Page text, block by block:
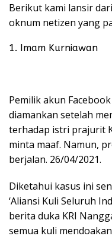
Berikut kami lansir
oknum netizen yang
1. Imam Kurniawan
Pemilik akun
diamankan setelah
terhadap istri prajurit
minta maaf. Namun,
berjalan. 26/04/2021.
Diketahui kasus ini
‘Aliansi Kuli Seluruh
berita duka KRI
semua kuli